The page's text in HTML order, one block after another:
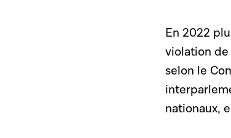
En 2022
violation de
selon le
nationaux,